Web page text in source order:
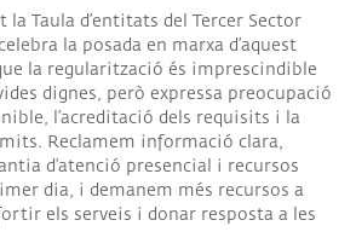
la Taula d’entitats del Tercer Sector
la posada en marxa d’aquest
la regularització és imprescindible
dignes, però expressa preocupació
l’acreditació dels requisits i la
Reclamem informació clara,
d’atenció presencial i recursos
dia, i demanem més recursos a
els serveis i donar resposta a les